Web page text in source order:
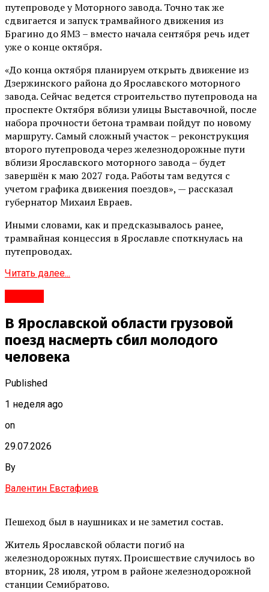
путепроводе у Моторного завода. Точно так же
сдвигается и запуск трамвайного движения из
Брагино до ЯМЗ – вместо начала сентября речь идет
уже о конце октября.
«До конца октября планируем открыть движение из
Дзержинского района до Ярославского моторного
завода. Сейчас ведется строительство путепровода на
проспекте Октября вблизи улицы Выставочной, после
набора прочности бетона трамваи пойдут по новому
маршруту. Самый сложный участок – реконструкция
второго путепровода через железнодорожные пути
вблизи Ярославского моторного завода – будет
завершён к маю 2027 года. Работы там ведутся с
учетом графика движения поездов», — рассказал
губернатор Михаил Евраев.
Иными словами, как и предсказывалось ранее,
трамвайная концессия в Ярославле споткнулась на
путепроводах.
Читать далее...
В Ярославской области грузовой
поезд насмерть сбил молодого
человека
Published
1 неделя ago
on
29.07.2026
By
Валентин Евстафиев
Пешеход был в наушниках и не заметил состав.
Житель Ярославской области погиб на
железнодорожных путях. Происшествие случилось во
вторник, 28 июля, утром в районе железнодорожной
станции Семибратово.